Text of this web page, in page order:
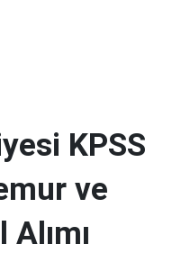
KPSS
ve